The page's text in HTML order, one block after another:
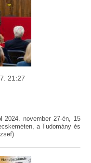
21:27
2024. november 27-én, 15
a Tudomány és